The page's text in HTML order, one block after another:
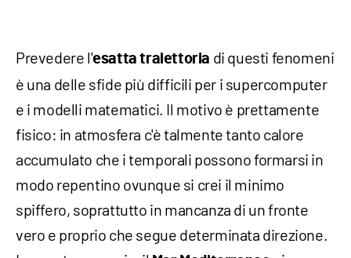
Prevedere l'esatta traiettoria di questi fenomeni
è una delle sfide più difficili per i supercomputer
e i modelli matematici. Il motivo è prettamente
fisico: in atmosfera c'è talmente tanto calore
accumulato che i temporali possono formarsi in
modo repentino ovunque si crei il minimo
spiffero, soprattutto in mancanza di un fronte
vero e proprio che segue determinata direzione.